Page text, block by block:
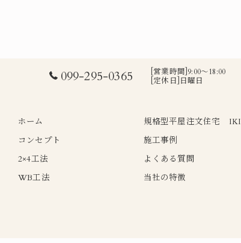
099-295-0365
[営業時間]9:00～18:00
[定休日]日曜日
ホーム
コンセプト
2×4工法
WB工法
規格型平屋注文住宅 IKI
施工事例
よくある質問
当社の特徴